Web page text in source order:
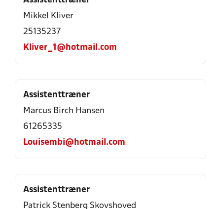
Mikkel Kliver
25135237
Kliver_1@hotmail.com
Assistenttræner
Marcus Birch Hansen
61265335
Louisembi@hotmail.com
Assistenttræner
Patrick Stenberg Skovshoved